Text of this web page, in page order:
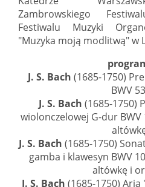
Zambrowskiego
Festiwalu Muzyki
"Muzyka moją modlitwą" w
J. S. Bach (1685-1750)
BWV
J. S. Bach (1685-1750)
wiolonczelowej G-dur
J. S. Bach (1685-1750)
gamba i klawesyn BWV
altówkę i
J. S. Bach (1685-1750)